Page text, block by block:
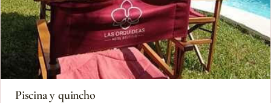
Piscina y quincho